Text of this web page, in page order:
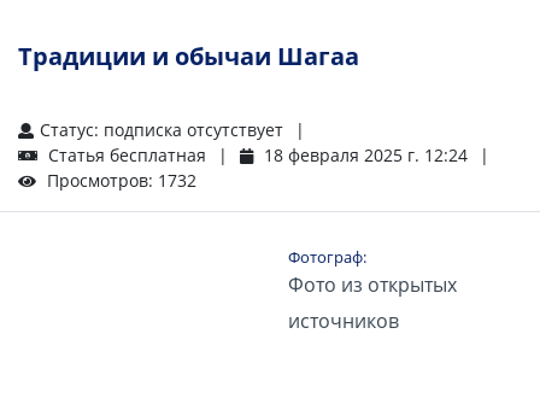
Традиции и обычаи Шагаа
Статус: подписка отсутствует
Статья бесплатная
18 февраля 2025 г. 12:24
Просмотров: 1732
Фотограф:
Фото из открытых
источников